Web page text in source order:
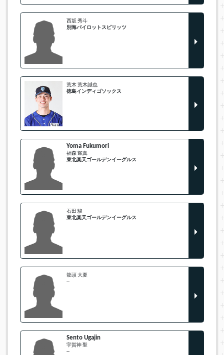
西坂 秀斗
別海パイロットスピリッツ
荒木 荒木誠也
徳島インディゴソックス
Yoma Fukumori
福森 耀真
東北楽天ゴールデンイーグルス
石田 駿
東北楽天ゴールデンイーグルス
龍頭 大夏
--
Sento Ugajin
宇賀神 聖
--